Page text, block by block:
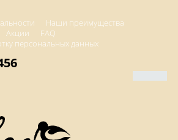
Наши преимущества
Акции
FAQ
персональных данных